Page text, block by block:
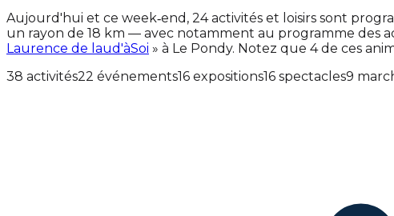
Aujourd'hui et ce week‑end, 24 activités et loisirs sont
un rayon de 18 km — avec notamment au programme des
Laurence de laud'àSoi » à Le Pondy. Notez que 4 de ces
38 activités22 événements16 expositions16 spectacles9